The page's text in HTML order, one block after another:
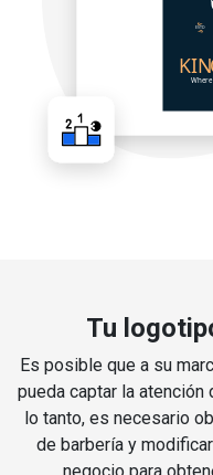
Tu
Es posible que a su
pueda captar la atención
lo tanto, es necesario
de barbería y